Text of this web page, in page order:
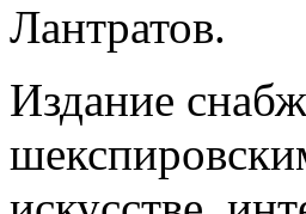
Лантратов.
Издание